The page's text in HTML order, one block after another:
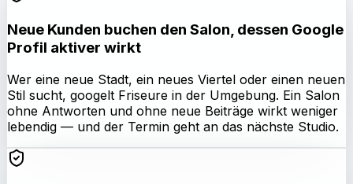
Neue Kunden buchen den Salon, dessen Google
Profil aktiver wirkt
Wer eine neue Stadt, ein neues Viertel oder einen neuen
Stil sucht, googelt Friseure in der Umgebung. Ein Salon
ohne Antworten und ohne neue Beiträge wirkt weniger
lebendig — und der Termin geht an das nächste Studio.